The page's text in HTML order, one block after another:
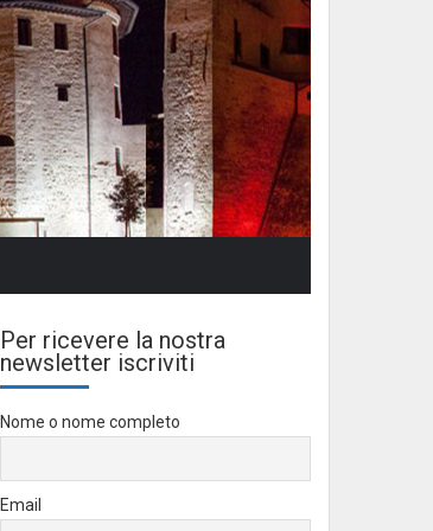
Per ricevere la nostra
newsletter iscriviti
Nome o nome completo
Email